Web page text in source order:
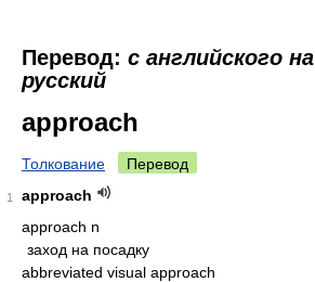
Перевод: с английского на
русский
approach
Толкование Перевод
1
approach
approach n
заход на посадку
abbreviated visual approach